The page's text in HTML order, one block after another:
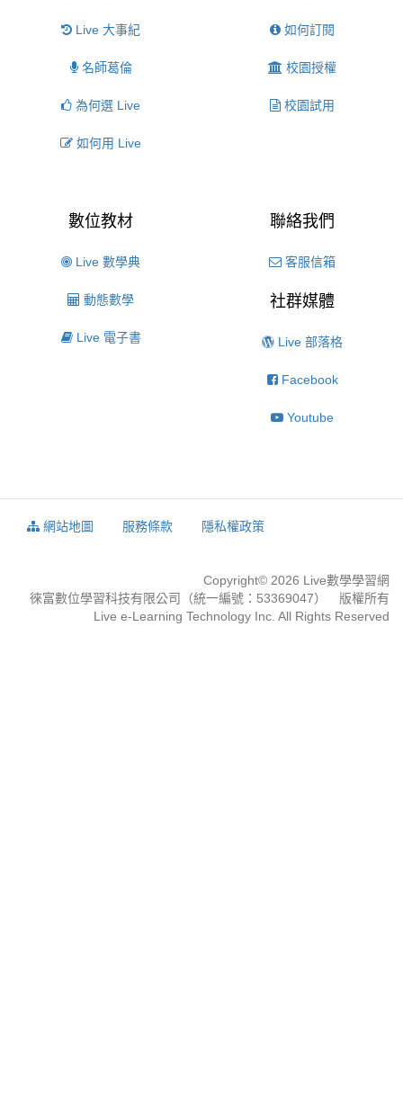
Live 大事紀
名師葛倫
為何選 Live
如何用 Live
如何訂閱
校園授權
校園試用
數位教材
Live 數學典
動態數學
Live 電子書
聯絡我們
客服信箱
社群媒體
Live 部落格
Facebook
Youtube
網站地圖 服務條款 隱私權政策
Copyright© 2026 Live數學學習網
徠富數位學習科技有限公司（統一編號：53369047） 版權所有
Live e-Learning Technology Inc. All Rights Reserved